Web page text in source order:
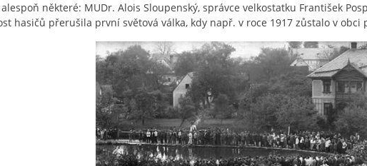
některé: MUDr. Alois Sloupenský, správce velkostatku František
hasičů přerušila první světová válka, kdy např. v roce 1917 zůstalo v